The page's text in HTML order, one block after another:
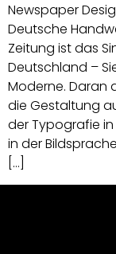
Newspaper
Deutsche
Zeitung ist das
Deutschland –
Moderne. Daran
die Gestaltung
der Typografie in
in der
[…]